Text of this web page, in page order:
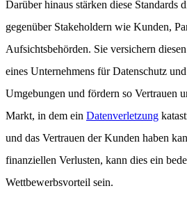
Darüber hinaus stärken diese Standards
gegenüber Stakeholdern wie Kunden,
Aufsichtsbehörden. Sie versichern
eines Unternehmens für Datenschutz
Umgebungen und fördern so Vertrauen
Markt, in dem ein Datenverletzung
und das Vertrauen der Kunden haben
finanziellen Verlusten, kann dies ein
Wettbewerbsvorteil sein.